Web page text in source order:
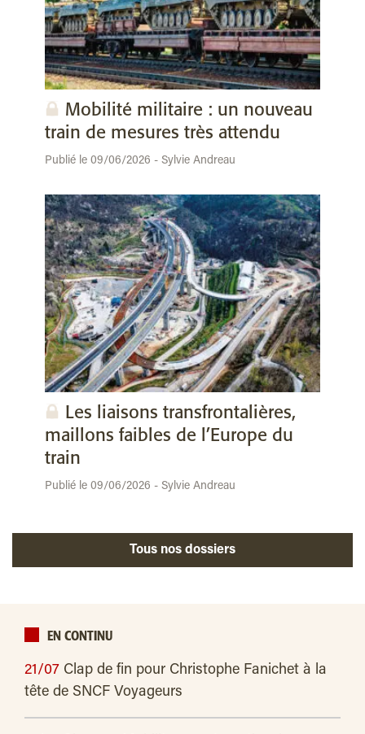
Mobilité militaire : un nouveau
train de mesures très attendu
Publié le 09/06/2026 - Sylvie Andreau
Les liaisons transfrontalières,
maillons faibles de l’Europe du
train
Publié le 09/06/2026 - Sylvie Andreau
Tous nos dossiers
EN CONTINU
21/07 Clap de fin pour Christophe Fanichet à la
tête de SNCF Voyageurs